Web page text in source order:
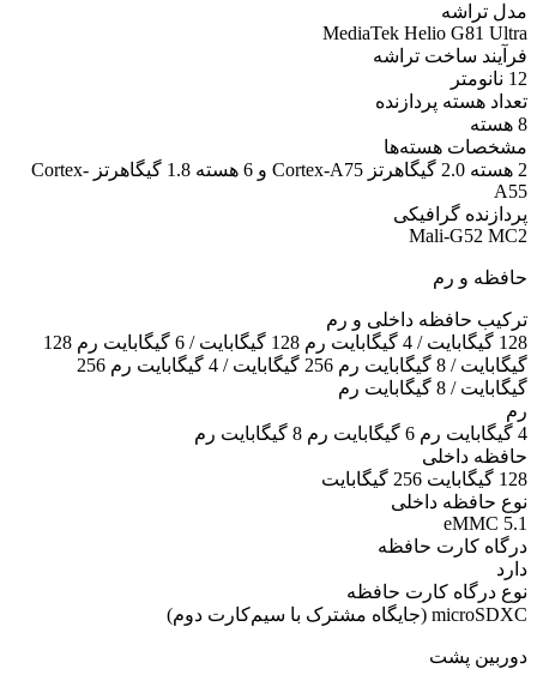
مدل تراشه
MediaTek Helio G81 Ultra
فرآیند ساخت تراشه
12 نانومتر
تعداد هسته پردازنده
8 هسته
مشخصات هسته‌ها
2 هسته 2.0 گیگاهرتز Cortex-A75 و 6 هسته 1.8 گیگاهرتز Cortex-
A55
پردازنده گرافیکی
Mali-G52 MC2
حافظه و رم
ترکیب حافظه داخلی و رم
128 گیگابایت / 4 گیگابایت رم 128 گیگابایت / 6 گیگابایت رم 128
گیگابایت / 8 گیگابایت رم 256 گیگابایت / 4 گیگابایت رم 256
گیگابایت / 8 گیگابایت رم
رم
4 گیگابایت رم 6 گیگابایت رم 8 گیگابایت رم
حافظه داخلی
128 گیگابایت 256 گیگابایت
نوع حافظه داخلی
eMMC 5.1
درگاه کارت حافظه
دارد
نوع درگاه کارت حافظه
microSDXC (جایگاه مشترک با سیم‌کارت دوم)
دوربین پشت